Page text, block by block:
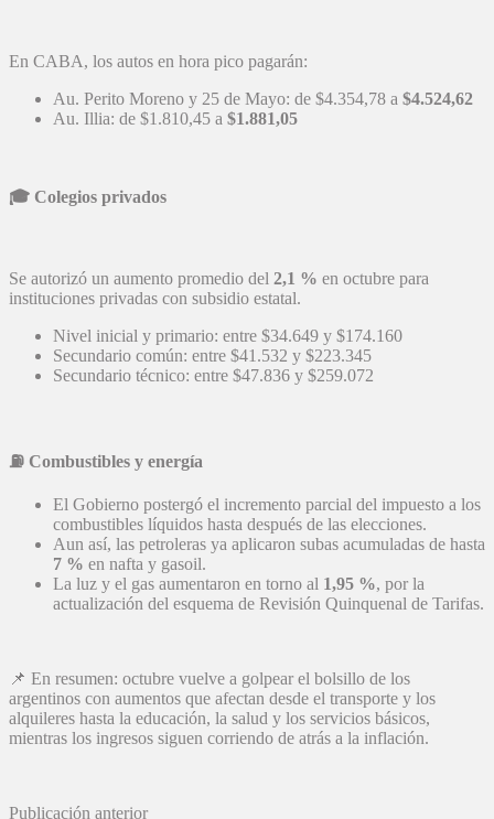
En CABA, los autos en hora pico pagarán:
Au. Perito Moreno y 25 de Mayo: de $4.354,78 a $4.524,62
Au. Illia: de $1.810,45 a $1.881,05
🎓 Colegios privados
Se autorizó un aumento promedio del 2,1 % en octubre para
instituciones privadas con subsidio estatal.
Nivel inicial y primario: entre $34.649 y $174.160
Secundario común: entre $41.532 y $223.345
Secundario técnico: entre $47.836 y $259.072
⛽ Combustibles y energía
El Gobierno postergó el incremento parcial del impuesto a los
combustibles líquidos hasta después de las elecciones.
Aun así, las petroleras ya aplicaron subas acumuladas de hasta
7 % en nafta y gasoil.
La luz y el gas aumentaron en torno al 1,95 %, por la
actualización del esquema de Revisión Quinquenal de Tarifas.
📌 En resumen: octubre vuelve a golpear el bolsillo de los
argentinos con aumentos que afectan desde el transporte y los
alquileres hasta la educación, la salud y los servicios básicos,
mientras los ingresos siguen corriendo de atrás a la inflación.
Publicación anterior